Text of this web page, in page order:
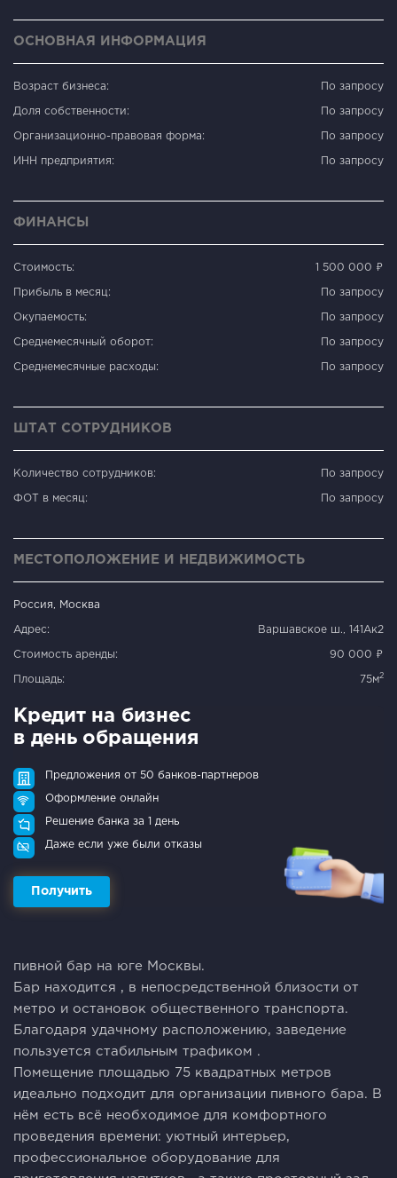
ОСНОВНАЯ ИНФОРМАЦИЯ
Возраст бизнеса: По запросу
Доля собственности: По запросу
Организационно-правовая форма: По запросу
ИНН предприятия: По запросу
ФИНАНСЫ
Стоимость: 1 500 000 ₽
Прибыль в месяц: По запросу
Окупаемость: По запросу
Среднемесячный оборот: По запросу
Среднемесячные расходы: По запросу
ШТАТ СОТРУДНИКОВ
Количество сотрудников: По запросу
ФОТ в месяц: По запросу
МЕСТОПОЛОЖЕНИЕ И НЕДВИЖИМОСТЬ
Россия, Москва
Адрес: Варшавское ш., 141Ак2
Стоимость аренды: 90 000 ₽
Площадь: 75м2
Кредит на бизнес
в день обращения
Предложения от 50 банков-партнеров
Оформление онлайн
Решение банка за 1 день
Даже если уже были отказы
Получить
пивной бар на юге Москвы.
Бар находится , в непосредственной близости от
метро и остановок общественного транспорта.
Благодаря удачному расположению, заведение
пользуется стабильным трафиком .
Помещение площадью 75 квадратных метров
идеально подходит для организации пивного бара. В
нём есть всё необходимое для комфортного
проведения времени: уютный интерьер,
профессиональное оборудование для